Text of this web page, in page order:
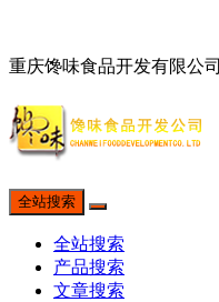
重庆馋味食品开发有限公司
全站搜索
全站搜索
产品搜索
文章搜索